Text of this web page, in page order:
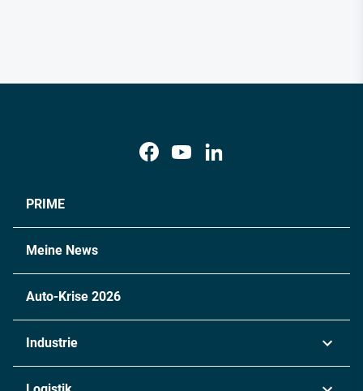
PRIME
Meine News
Auto-Krise 2026
Industrie